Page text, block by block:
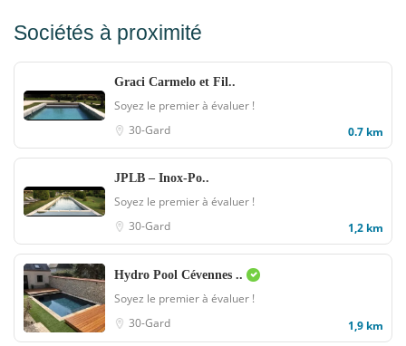
Sociétés à proximité
Graci Carmelo et Fil..
Soyez le premier à évaluer !
30-Gard
0.7 km
JPLB – Inox-Po..
Soyez le premier à évaluer !
30-Gard
1,2 km
Hydro Pool Cévennes ..
Soyez le premier à évaluer !
30-Gard
1,9 km